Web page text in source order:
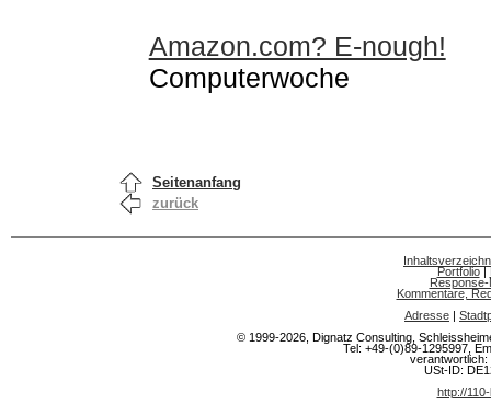
Amazon.com? E-nough!
Computerwoche
Seitenanfang
zurück
Portfolio|
Kommentare,
Adresse |
© 1999-2026, Dignatz Consulting,
Tel: +49-(0)89-1295997,
verantwortlich:
USt-ID:
http://